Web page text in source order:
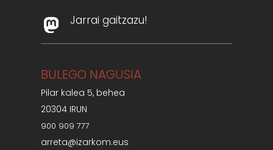
Jarrai gaitzazu!
BULEGO NAGUSIA
Pilar kalea 5, behea
20304 IRUN
900 909 777
arreta@izarkom.eus